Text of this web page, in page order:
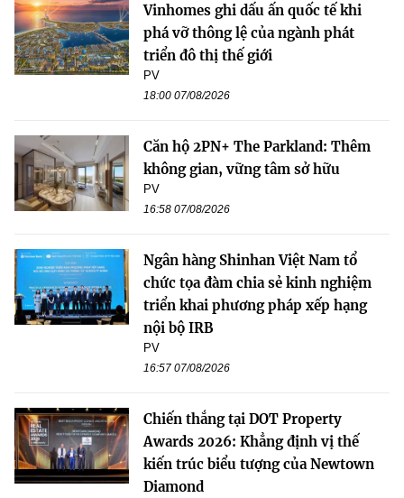
Vinhomes ghi dấu ấn quốc tế khi
phá vỡ thông lệ của ngành phát
triển đô thị thế giới
PV
18:00 07/08/2026
Căn hộ 2PN+ The Parkland: Thêm
không gian, vững tâm sở hữu
PV
16:58 07/08/2026
Ngân hàng Shinhan Việt Nam tổ
chức tọa đàm chia sẻ kinh nghiệm
triển khai phương pháp xếp hạng
nội bộ IRB
PV
16:57 07/08/2026
Chiến thắng tại DOT Property
Awards 2026: Khẳng định vị thế
kiến trúc biểu tượng của Newtown
Diamond